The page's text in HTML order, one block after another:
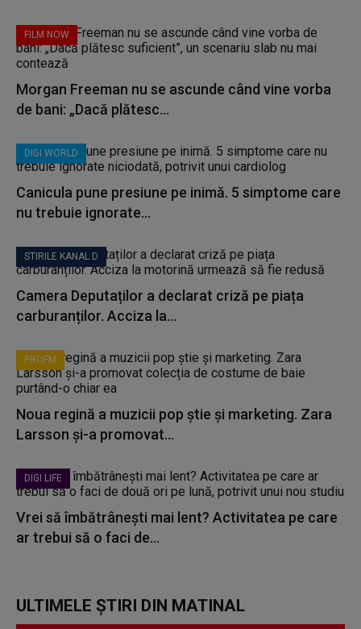
FILM NOW
Morgan Freeman nu se ascunde când vine vorba
de bani: „Dacă plătesc...
DIGI WORLD
Canicula pune presiune pe inimă. 5 simptome care
nu trebuie ignorate...
STIRILE KANAL D
Camera Deputaților a declarat criză pe piața
carburanților. Acciza la...
PROFM
Noua regină a muzicii pop știe și marketing. Zara
Larsson și-a promovat...
DIGI LIFE
Vrei să îmbătrânești mai lent? Activitatea pe care
ar trebui să o faci de...
ULTIMELE ȘTIRI DIN MATINAL